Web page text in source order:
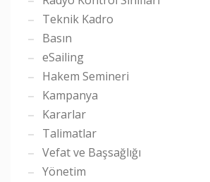
Teknik Kadro
Basın
eSailing
Hakem Semineri
Kampanya
Kararlar
Talimatlar
Vefat ve Başsağlığı
Yönetim